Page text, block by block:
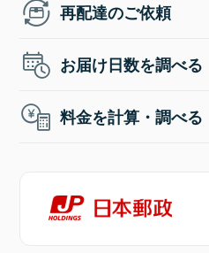
再配達のご依頼
お届け日数を調べる
料金を計算・調べる